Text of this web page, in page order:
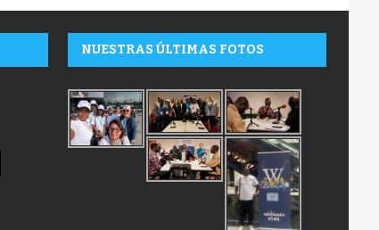
NUESTRAS ÚLTIMAS FOTOS